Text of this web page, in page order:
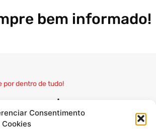
Consentimento
Cookies
bem informado!
por dentro de tudo!
se e receba nossas
sempre atualizadas